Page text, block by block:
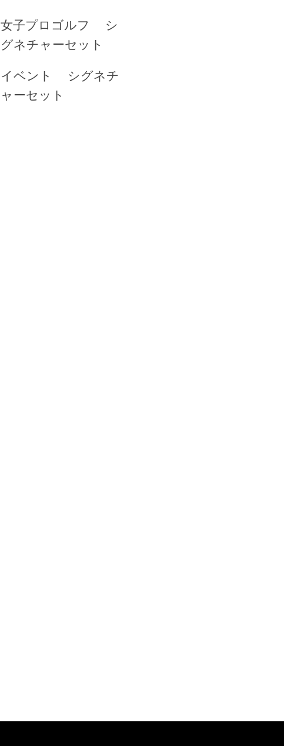
女子プロゴルフ シ
グネチャーセット
イベント シグネチ
ャーセット